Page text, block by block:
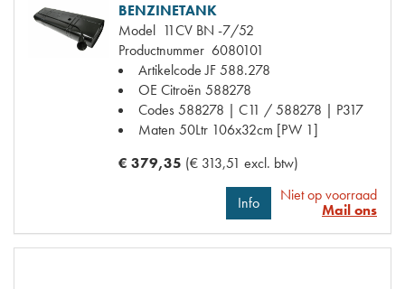
BENZINETANK
Model 11CV BN -7/52
Productnummer 6080101
Artikelcode JF588.278
OE Citroën 588278
Codes588278 | C11 / 588278 | P317
Maten 50Ltr 106x32cm [PW 1]
€ 379,35 (€ 313,51 excl. btw)
Info
Niet op voorraad
Mail ons